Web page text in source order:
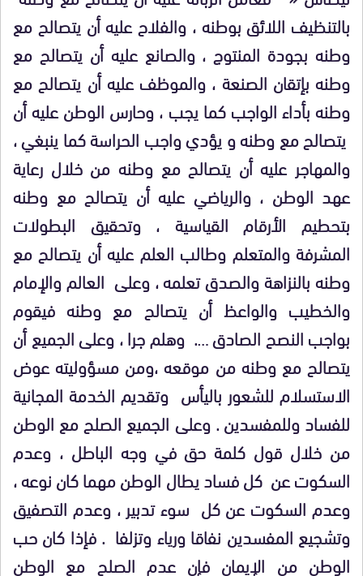
بالتنظيف اللائق بوطنه ، والفلاح عليه أن يتصالح مع
وطنه بجودة المنتوج ، والصانع عليه أن يتصالح مع
وطنه بإتقان الصنعة ، والموظف عليه أن يتصالح مع
وطنه بأداء الواجب كما يجب ، وحارس الوطن عليه أن
يتصالح مع وطنه و يؤدي واجب الحراسة كما ينبغي ،
والمهاجر عليه أن يتصالح مع وطنه من خلال رعاية
عهد الوطن ، والرياضي عليه أن يتصالح مع وطنه
بتحطيم الأرقام القياسية ، وتحقيق البطولات
المشرفة والمتعلم وطالب العلم عليه أن يتصالح مع
وطنه بالنزاهة والصدق تعلمه ، وعلى العالم والإمام
والخطيب والواعظ أن يتصالح مع وطنه فيقوم
بواجب النصح الصادق …. وهلم جرا ، وعلى الجميع أن
يتصالح مع وطنه من موقعه ،ومن مسؤوليته عوض
الاستسلام للشعور باليأس وتقديم الخدمة المجانية
للفساد وللمفسدين . وعلى الجميع الصلح مع الوطن
من خلال قول كلمة حق في وجه الباطل ، وعدم
السكوت عن كل فساد يطال الوطن مهما كان نوعه ،
وعدم السكوت عن كل سوء تدبير ، وعدم التصفيق
وتشجيع المفسدين نفاقا ورياء وتزلفا . فإذا كان حب
الوطن من الإيمان فإن عدم الصلح مع الوطن